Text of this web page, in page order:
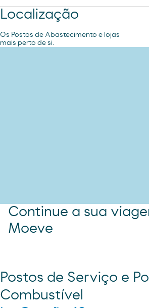
Localização
Os Postos de Abastecimento e lojas
mais perto de si.
Continue a sua
Moeve
Postos de Serviço e
Combustível